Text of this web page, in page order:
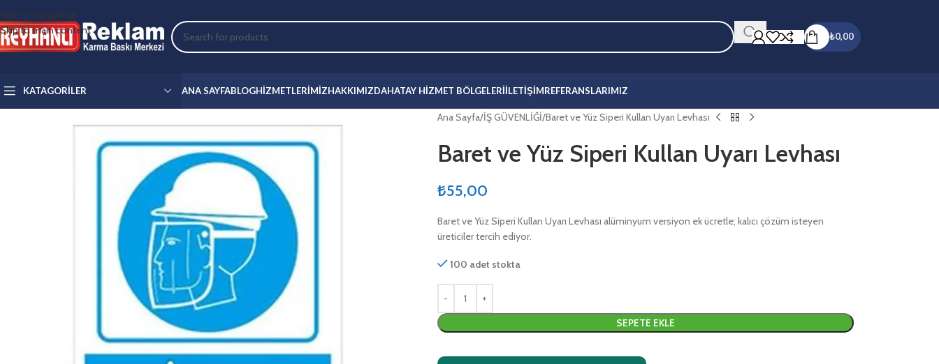
Skip to navigation
Skip to main content
₺0,00
KATAGORILER ANA SAYFABLOGHIZMETLERIMIZHAKKIMIZDAHATAY HIZMET BÖLGELERIİLETIŞIMREFERANSLARIMIZ
Ana Sayfa İŞ GÜVENLİĞİ Baret ve Yüz Siperi Kullan Uyarı Levhası
Baret ve Yüz Siperi Kullan Uyarı Levhası
₺55,00
Baret ve Yüz Siperi Kullan Uyarı Levhası alüminyum versiyon ek ücretle; kalıcı çözüm isteyen
üreticiler tercih ediyor.
100 adet stokta
SEPETE EKLE